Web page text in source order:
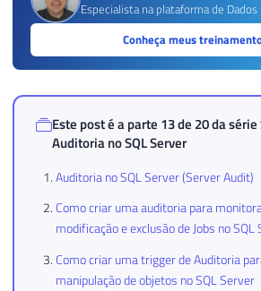
Especialista na plataforma de
Conheça meus
Este post é a parte 13 de 20 da série
Auditoria no SQL Server
Auditoria no SQL Server (Server Audit)
Como criar uma auditoria para
modificação e exclusão de Jobs no SQL
Como criar uma trigger de Auditoria
manipulação de objetos no SQL Server